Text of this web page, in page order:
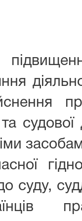
та
суду,